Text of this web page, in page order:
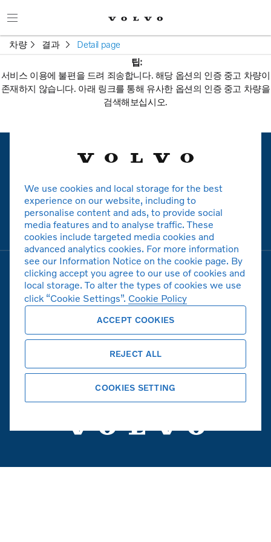
차량 결과
Detail page
팁:
서비스 이용에 불편을 드려 죄송합니다. 해당 옵션의 인증 중고 차량이
존재하지 않습니다. 아래 링크를 통해 유사한 옵션의 인증 중고 차량을
검색해보십시오.
볼보
모델
볼보자동차 공식 홈페이지
Copyright © 2026 Volvo Car Corporation
(또는 계열사 또는 라이센스 제공자).
법적고지사항 개인정보취급방침
We use cookies and local storage for the best
experience on our website, including to
personalise content and ads, to provide social
media features and to analyse traffic. These
cookies include targeted media cookies and
advanced analytics cookies. For more information
see our Information Notice on the cookie page. By
clicking accept you agree to our use of cookies and
local storage. To alter the types of cookies we use
click “Cookie Settings”. Cookie Policy
ACCEPT COOKIES
REJECT ALL
COOKIES SETTING